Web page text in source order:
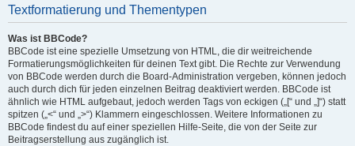
Textformatierung und Thementypen
Was ist BBCode?
BBCode ist eine spezielle Umsetzung von HTML, die dir weitreichende
Formatierungsmöglichkeiten für deinen Text gibt. Die Rechte zur Verwendung
von BBCode werden durch die Board-Administration vergeben, können jedoch
auch durch dich für jeden einzelnen Beitrag deaktiviert werden. BBCode ist
ähnlich wie HTML aufgebaut, jedoch werden Tags von eckigen („[“ und „]“) statt
spitzen („<“ und „>“) Klammern eingeschlossen. Weitere Informationen zu
BBCode findest du auf einer speziellen Hilfe-Seite, die von der Seite zur
Beitragserstellung aus zugänglich ist.